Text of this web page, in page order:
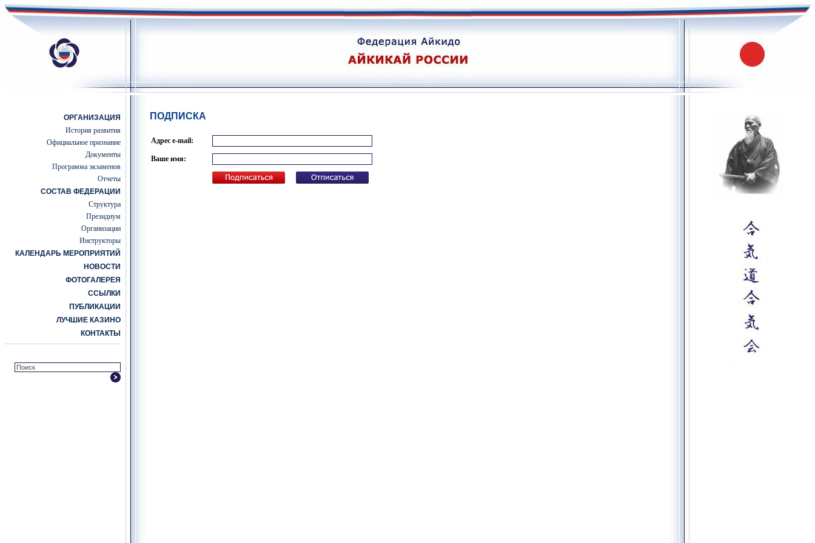
ОРГАНИЗАЦИЯ
История развития
Официальное признание
Документы
Программа экзаменов
Отчеты
СОСТАВ ФЕДЕРАЦИИ
Структура
Президиум
Организации
Инструкторы
КАЛЕНДАРЬ МЕРОПРИЯТИЙ
НОВОСТИ
ФОТОГАЛЕРЕЯ
ССЫЛКИ
ПУБЛИКАЦИИ
ЛУЧШИЕ КАЗИНО
КОНТАКТЫ
ПОДПИСКА
Адрес e-mail:
Ваше имя: